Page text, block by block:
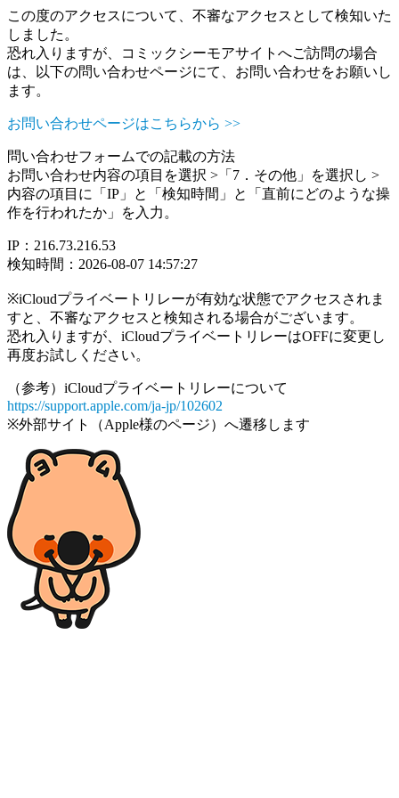
この度のアクセスについて、不審なアクセスとして検知いた
しました。
恐れ入りますが、コミックシーモアサイトへご訪問の場合
は、以下の問い合わせページにて、お問い合わせをお願いし
ます。
お問い合わせページはこちらから >>
問い合わせフォームでの記載の方法
お問い合わせ内容の項目を選択 >「7．その他」を選択し >
内容の項目に「IP」と「検知時間」と「直前にどのような操
作を行われたか」を入力。
IP：216.73.216.53
検知時間：2026-08-07 14:57:27
※iCloudプライベートリレーが有効な状態でアクセスされま
すと、不審なアクセスと検知される場合がございます。
恐れ入りますが、iCloudプライベートリレーはOFFに変更し
再度お試しください。
（参考）iCloudプライベートリレーについて
https://support.apple.com/ja-jp/102602
※外部サイト（Apple様のページ）へ遷移します